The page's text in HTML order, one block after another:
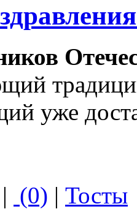
уже
(0) | Тосты